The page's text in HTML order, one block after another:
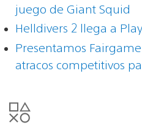
juego de Giant Squid
Helldivers 2 llega a
Presentamos
atracos competitivos